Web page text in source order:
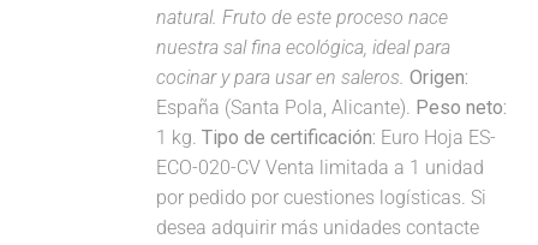
natural. Fruto de este proceso nace
nuestra sal fina ecológica, ideal para
cocinar y para usar en saleros. Origen:
España (Santa Pola, Alicante). Peso neto:
1 kg.Tipo de certificación: Euro Hoja ES-
ECO-020-CV Venta limitada a 1 unidad
por pedido por cuestiones logísticas. Si
desea adquirir más unidades contacte